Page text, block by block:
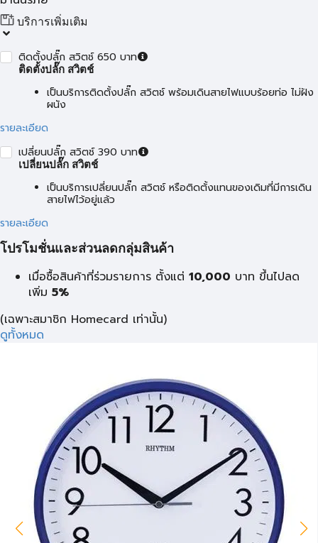
บริการเพิ่มเติม
ติดตั้งปลั๊ก สวิตช์ 650 บาท
ติดตั้งปลั๊ก สวิตช์
เป็นบริการติดตั้งปลั๊ก สวิตช์ พร้อมเดินสายไฟแบบร้อยท่อ ไม่ฝัง
ผนัง
รายละเอียด
เปลี่ยนปลั๊ก สวิตช์ 390 บาท
เปลี่ยนปลั๊ก สวิตช์
เป็นบริการเปลี่ยนปลั๊ก สวิตช์ หรือติดตั้งแทนของเดิมที่มีการเดิน
สายไฟไว้อยู่แล้ว
รายละเอียด
โปรโมชั่นและส่วนลดกลุ่มสินค้า
เมื่อซื้อสินค้าที่ร่วมรายการ ตั้งแต่ 10,000 บาท ขึ้นไปลด
เพิ่ม 5%
(เฉพาะสมาชิก Homecard เท่านั้น)
ดูทั้งหมด